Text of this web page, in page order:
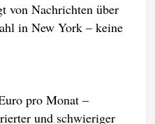
von Nachrichten über
in New York – keine
pro Monat –
und schwieriger